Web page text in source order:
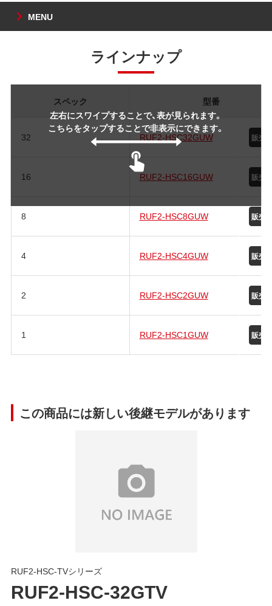
MENU
ラインナップ
左右にスワイプすることで、表が見られます。
こちらをタップすることで非表示にできます。
スペック 型番
32 RUF2-HSC32GUW
16 RUF2-HSC16GUW
8 RUF2-HSC8GUW
4 RUF2-HSC4GUW
2 RUF2-HSC2GUW
1 RUF2-HSC1GUW
この商品には新しい後継モデルがあります
RUF2-HSC-TVシリーズ
RUF2-HSC-32GTV